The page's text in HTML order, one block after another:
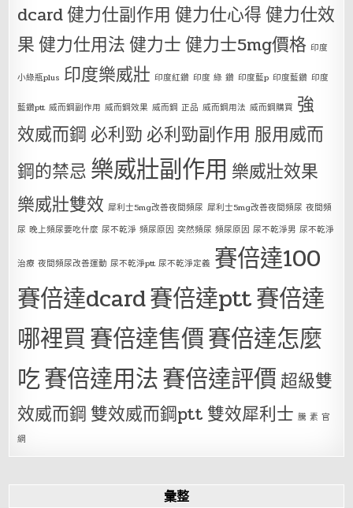
dcard健力仕副作用 健力仕心得健力仕效
果健力仕用法健力士健力士5mg價格 印度
小綠瓶plus 印度樂威壯 印度紅鑽 印度 綠 鑽 印度藍p 印度藍鑽 印度
藍鑽ptt 威而鋼副作用 威而鋼效果 威而鋼 正品 威而鋼用法 威而鋼購買 強
效威而鋼 必利勁 必利勁副作用 服用威而
鋼的禁忌 樂威壯副作用 樂威壯效果
樂威壯雙效 犀利士5mg改善夜間頻尿 犀利士5mg改善夜間頻尿 夜間頻
尿 晚上頻尿要吃什麼 尿不乾淨 頻尿原因 突然頻尿 頻尿原因 尿不乾淨男 尿不乾淨
治療 夜間頻尿改善運動 尿不乾淨ptt 尿不乾淨定義 賽倍達100
賽倍達dcard賽倍達ptt賽倍達
哪裡買賽倍達售價賽倍達怎麼
吃賽倍達用法賽倍達評價超級雙
效威而鋼 雙效威而鋼ptt 雙效犀利士 騰 素 官
網
彙整